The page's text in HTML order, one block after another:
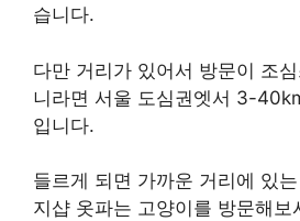
습니다.
다만 거리가 있어서 방문이 조
니라면 서울 도심권엣서 3-
입니다.
들르게 되면 가까운 거리에 있
지샵 옷파는 고양이를 방문해보